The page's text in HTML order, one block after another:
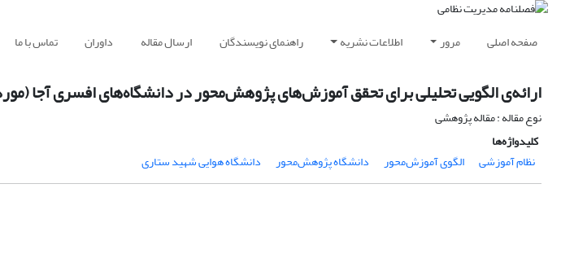
صفحه اصلی مرور اطلاعات نشریه راهنمای نویسندگان ارسال مقاله داوران تماس با ما
ارائه‌ی‌ الگویی تحلیلی برای تحقق آموزش‌های پژوهش‌محور در دانشگاه‌های افسری آجا
نوع مقاله : مقاله پژوهشی
کلیدواژه‌ها
نظام آموزشی
الگوی آموزش‌محور دانشگاه پژوهش‌محور دانشگاه هوایی شهید ستاری